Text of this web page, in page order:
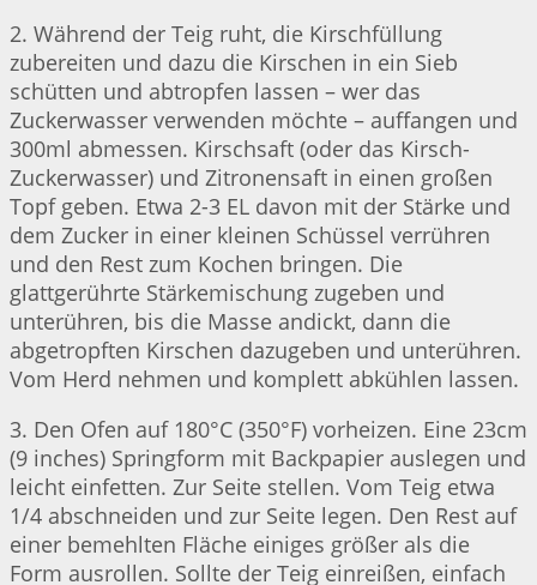
2. Während der Teig ruht, die Kirschfüllung
zubereiten und dazu die Kirschen in ein Sieb
schütten und abtropfen lassen – wer das
Zuckerwasser verwenden möchte – auffangen und
300ml abmessen. Kirschsaft (oder das Kirsch-
Zuckerwasser) und Zitronensaft in einen großen
Topf geben. Etwa 2-3 EL davon mit der Stärke und
dem Zucker in einer kleinen Schüssel verrühren
und den Rest zum Kochen bringen. Die
glattgerührte Stärkemischung zugeben und
unterühren, bis die Masse andickt, dann die
abgetropften Kirschen dazugeben und unterühren.
Vom Herd nehmen und komplett abkühlen lassen.
3. Den Ofen auf 180°C (350°F) vorheizen. Eine 23cm
(9 inches) Springform mit Backpapier auslegen und
leicht einfetten. Zur Seite stellen. Vom Teig etwa
1/4 abschneiden und zur Seite legen. Den Rest auf
einer bemehlten Fläche einiges größer als die
Form ausrollen. Sollte der Teig einreißen, einfach